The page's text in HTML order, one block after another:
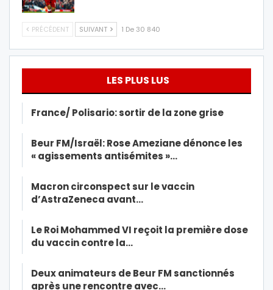
PRÉCÉDENT SUIVANT 1 De 30 840
LES PLUS LUS
France/ Polisario: sortir de la zone grise
Beur FM/Israël: Rose Ameziane dénonce les
« agissements antisémites »…
Macron circonspect sur le vaccin
d’AstraZeneca avant…
Le Roi Mohammed VI reçoit la première dose
du vaccin contre la…
Deux animateurs de Beur FM sanctionnés
après une rencontre avec…